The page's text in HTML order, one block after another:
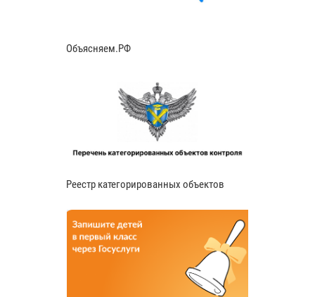
Объясняем.РФ
Реестр категорированных объектов